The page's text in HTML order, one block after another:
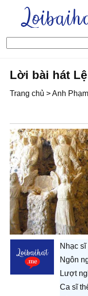
Lời bài hát
Trang chủ >Anh Phạm
Nhạc sĩ
Ngôn
Lượt
Ca sĩ